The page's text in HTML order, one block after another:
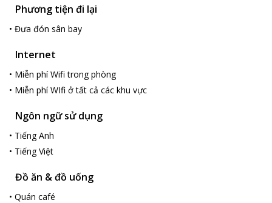
thuận tiện cho khách. Nhân viên tại lễ tân 24 giờ có thể cung cấp
thông tin về khu vực.
Khách sạn nằm cách Trung tâm thương mại Indochina Riverside
bay Quốc tế Đà Nẵng, cách Val Soleil Hotel 2.5 km, và khách sạn
cung cấp dịch vụ đưa/đón sân bay với một khoản phụ phí.
Chỗ nghỉ này là một trong những vị trí được đánh giá tốt nhất ở
trong khu vực.
Phương tiện đi lại
• Đưa đón sân bay
Internet
• Miễn phí Wifi trong phòng
• Miễn phí WIfi ở tất cả các khu vực
Ngôn ngữ sử dụng
• Tiếng Anh
• Tiếng Việt
Đồ ăn & đồ uống
• Quán café